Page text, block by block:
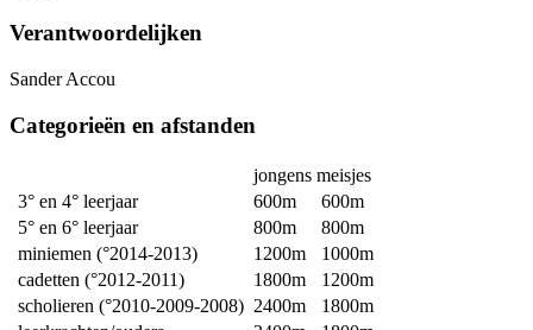
Verantwoordelijken
Sander Accou
Categorieën en afstanden
jongens meisjes
3° en 4° leerjaar
600m
600m
5° en 6° leerjaar
800m
800m
miniemen (°2014-2013)
1200m
1000m
cadetten (°2012-2011)
1800m
1200m
scholieren (°2010-2009-2008) 2400m
1800m